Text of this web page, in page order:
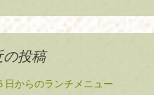
の投稿
日からのランチメニュー